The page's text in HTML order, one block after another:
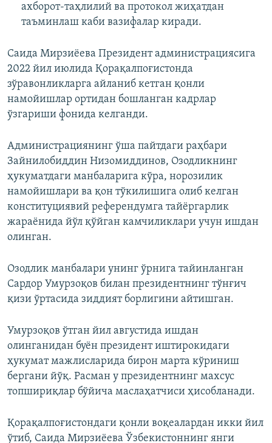
ахборот-таҳлилий ва протокол жиҳатдан
таъминлаш каби вазифалар киради.
Саида Мирзиёева Президент администрациясига
2022 йил июлида Қорақалпоғистонда
зўравонликларга айланиб кетган қонли
намойишлар ортидан бошланган кадрлар
ўзгариши фонида келганди.
Администрациянинг ўша пайтдаги раҳбари
Зайнилобиддин Низомиддинов, Озодликнинг
ҳукуматдаги манбаларига кўра, норозилик
намойишлари ва қон тўкилишига олиб келган
конституциявий референдумга тайёргарлик
жараёнида йўл қўйган камчиликлари учун ишдан
олинган.
Озодлик манбалари унинг ўрнига тайинланган
Сардор Умурзоқов билан президентнинг тўнғич
қизи ўртасида зиддият борлигини айтишган.
Умурзоқов ўтган йил августида ишдан
олинганидан буён президент иштирокидаги
ҳукумат мажлисларида бирон марта кўриниш
бергани йўқ. Расман у президентнинг махсус
топшириқлар бўйича маслаҳатчиси ҳисобланади.
Қорақалпоғистондаги қонли воқеалардан икки йил
ўтиб, Саида Мирзиёева Ўзбекистоннинг янги